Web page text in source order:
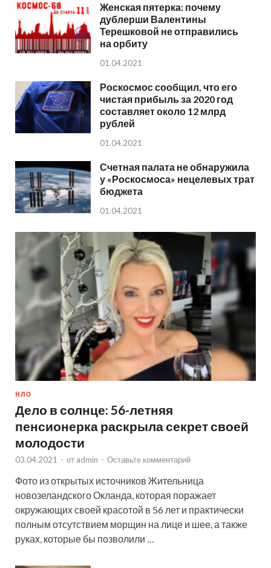
Женская пятерка: почему
дублерши Валентины
Терешковой не отправились
на орбиту
01.04.2021
Роскосмос сообщил, что его
чистая прибыль за 2020 год
составляет около 12 млрд
рублей
01.04.2021
Счетная палата не обнаружила
у «Роскосмоса» нецелевых трат
бюджета
01.04.2021
НЛО
Дело в солнце: 56-летняя
пенсионерка раскрыла секрет своей
молодости
03.04.2021 - от admin - Оставьте комментарий
Фото из открытых источников Жительница
новозеландского Окланда, которая поражает
окружающих своей красотой в 56 лет и практически
полным отсутствием морщин на лице и шее, а также
руках, которые бы позволили …